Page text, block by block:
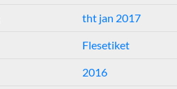
tht jan 2017
Flesetiket
2016